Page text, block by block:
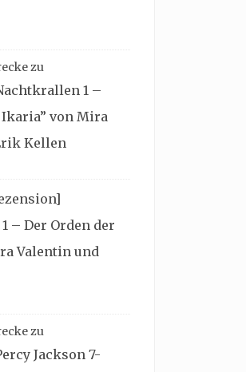
zu
1 –
von Mira
Kellen
– Der Orden der
Valentin und
zu
Jackson 7-